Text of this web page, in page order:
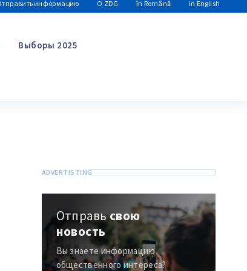
Отправить информацию in English
Отправьсвою
новость
Вы знаете информацию
общественного интереса?